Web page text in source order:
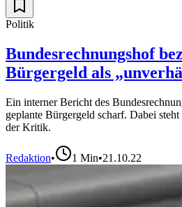
Politik
Bundesrechnungshof
Bürgergeld als
Ein interner Bericht des
geplante Bürgergeld scharf. Dabei
der Kritik.
Redaktion• 1 Min•21.10.22